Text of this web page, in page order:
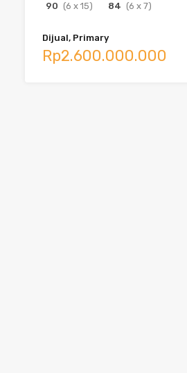
90 (6 x 15)
84 (6 x 7)
Dijual, Primary
Rp2.600.000.000